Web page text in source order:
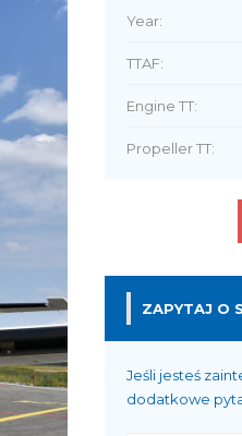
Year:
TTAF:
Engine TT:
Propeller TT:
ZAPYTAJ O
Jeśli jesteś
dodatkowe